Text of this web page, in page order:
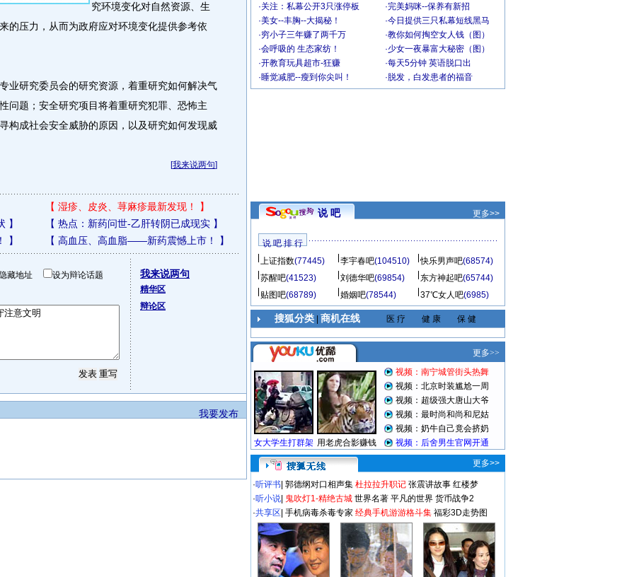
究环境变化对自然资源、生
的压力，从而为政府应对环境变化提供参考依
研究委员会的研究资源，着重研究如何解决气
问题；安全研究项目将着重研究犯罪、恐怖主
构成社会安全威胁的原因，以及研究如何发现威
[我来说两句]
【 湿疹、皮炎、荨麻疹最新发现！
】
】 【 热点：新药问世-乙肝转阴已成现实】
】 【 高血压、高血脂——新药震憾上市！ 】
藏地址 设为辩论话题 我来说两句
精华区
辩论区
我要发布
·关注：私幕公开3只涨停板 ·完美妈咪--保养有新招
·美女--丰胸--大揭秘！ ·今日提供三只私幕短线黑马
·穷小子三年赚了两千万 ·教你如何掏空女人钱（图）
·会呼吸的 生态家纺！ ·少女一夜暴富大秘密（图）
·开教育玩具超市-狂赚 ·每天5分钟 英语脱口出
·睡觉减肥--瘦到你尖叫！ · 脱发，白发患者的福音
说 吧 更多>>
说 吧 排 行
上证指数(77445) 李宇春吧(104510) 快乐男声吧(68574)
苏醒吧(41523) 刘德华吧(69854) 东方神起吧(65744)
贴图吧(68789) 婚姻吧(78544) 37℃女人吧(6985)
搜狐分类| 商机在线 医 疗 健 康 保 健
更多>>
·听评书 郭德纲对口相声集 杜拉拉升职记 张震讲故事 红楼梦
·听小说 鬼吹灯1-精绝古城 世界名著 平凡的世界 货币战争2
·共享区 手机病毒杀毒专家 经典手机游游格斗集 福彩3D走势图